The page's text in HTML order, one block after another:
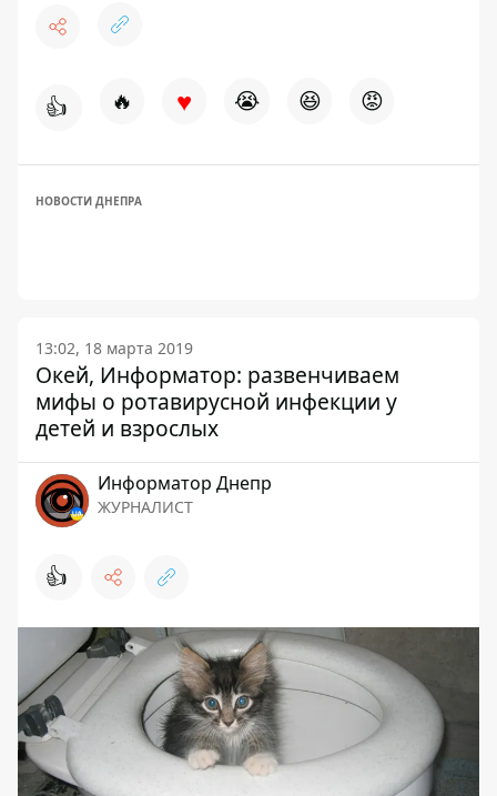
👍 🔥 ♥ 😭 😆 😡
НОВОСТИ ДНЕПРА
13:02, 18 марта 2019
Окей, Информатор: развенчиваем
мифы о ротавирусной инфекции у
детей и взрослых
Информатор Днепр
ЖУРНАЛИСТ
👍